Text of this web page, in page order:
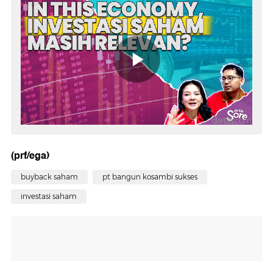
(prf/ega)
buyback saham pt bangun kosambi sukses
investasi saham